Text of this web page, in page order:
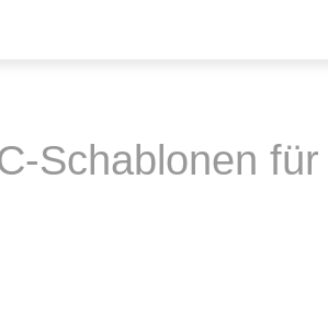
Schablonen für